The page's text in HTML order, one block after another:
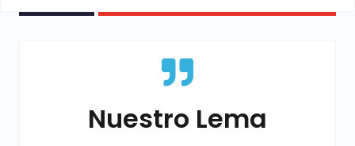
Nuestro Lema